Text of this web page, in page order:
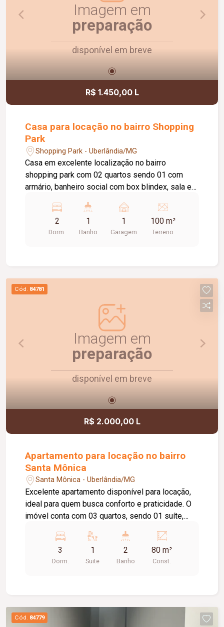
Imagem em
preparação
disponível em breve
R$ 1.450,00 L
Casa para locação no bairro Shopping
Park
Shopping Park - Uberlândia/MG
Casa em excelente localização no bairro
shopping park com 02 quartos sendo 01 com
armário, banheiro social com box blindex, sala em
área de serviço, 01 vaga de garagem, câmeras de
segurança.
2
Dorm.
1
Banho
1
Garagem
100 m²
Terreno
Cód. 84781
Imagem em
preparação
disponível em breve
R$ 2.000,00 L
Apartamento para locação no bairro
Santa Mônica
Santa Mônica - Uberlândia/MG
Excelente apartamento disponível para locação,
ideal para quem busca conforto e praticidade. O
imóvel conta com 03 quartos, sendo 01 suíte,
área de serviço e 01 vaga de estacionamento.
Ambientes bem distribuídos, proporcionando
funcionalidade e comodidade para toda a família.
3
Dorm.
1
Suite
2
Banho
80 m²
Const.
Cód. 84779